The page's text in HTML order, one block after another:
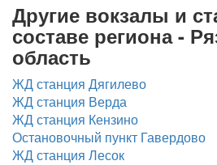
Другие вокзалы и
составе региона -
область
ЖД станция Дягилево
ЖД станция Верда
ЖД станция Кензино
Остановочный пункт Гавердово
ЖД станция Лесок